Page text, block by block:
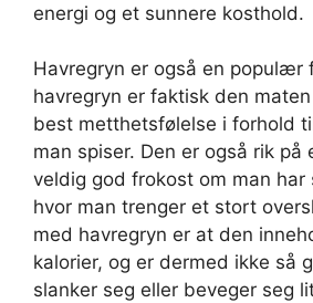
energi og et sunnere kosthold.
Havregryn er også en populær
havregryn er faktisk den
best metthetsfølelse i forhold
man spiser. Den er også rik på
veldig god frokost om man har
hvor man trenger et stort
med havregryn er at den
kalorier, og er dermed ikke så
slanker seg eller beveger seg